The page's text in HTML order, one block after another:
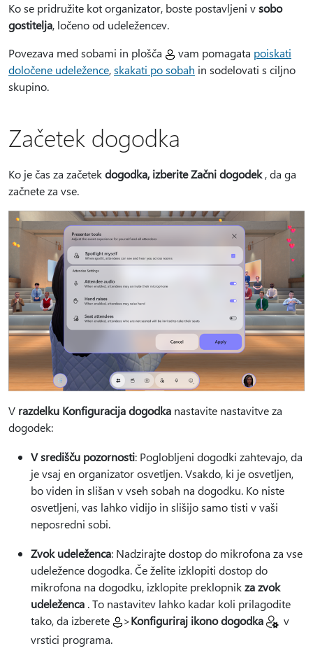
Ko se pridružite kot organizator, boste postavljeni vsobo
gostitelja, ločeno od udeležencev.
Povezava med sobami in plošča
vam pomagata poiskati
določene udeležence,skakati po sobah in sodelovati s ciljno
skupino.
Začetek dogodka
Ko je čas za začetekdogodka, izberite Začni dogodek, da ga
začnete za vse.
V razdelku Konfiguracija dogodka nastavite nastavitve za
dogodek:
V središču pozornosti: Poglobljeni dogodki zahtevajo, da
je vsaj en organizator osvetljen. Vsakdo, ki je osvetljen,
bo viden in slišan v vseh sobah na dogodku. Ko niste
osvetljeni, vas lahko vidijo in slišijo samo tisti v vaši
neposredni sobi.
Zvok udeleženca: Nadzirajte dostop do mikrofona za vse
udeležence dogodka. Če želite izklopiti dostop do
mikrofona na dogodku, izklopite preklopnikza zvok
udeleženca . To nastavitev lahko kadar koli prilagodite
tako, da izberete
>Konfiguriraj ikono dogodka
v
vrstici programa.